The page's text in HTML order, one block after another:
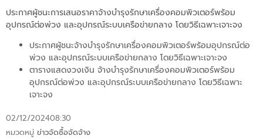
ประกาศผู้ชนะการเสนอราคาจ้างบำรุงรักษาเครื่องคอมพิวเตอร์พร้อม
อุปกรณ์ต่อพ่วง และอุปกรณ์ระบบเครือข่ายกลาง โดยวิธีเฉพาะเจาะจง
ประกาศผู้ชนะจ้างบำรุงรักษาเครื่องคอมพิวเตอร์พร้อมอุปกรณ์ต่อ
พ่วง และอุปกรณ์ระบบเครือข่ายกลาง โดยวิธีเฉพาะเจาะจง
ตารางแสดงวงเงิน จ้างบำรุงรักษาเครื่องคอมพิวเตอร์พร้อม
อุปกรณ์ต่อพ่วง และอุปกรณ์ระบบเครือข่ายกลาง โดยวิธีเฉพาะ
เจาะจง
02/12/202408:30
หมวดหมู่ ข่าวจัดซื้อจัดจ้าง